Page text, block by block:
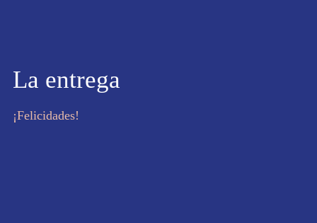
La entrega
¡Felicidades!